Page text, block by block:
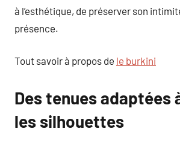
à l’esthétique, de préserver son
présence.
Tout savoir à propos de le burkini
Des tenues adaptées
les silhouettes